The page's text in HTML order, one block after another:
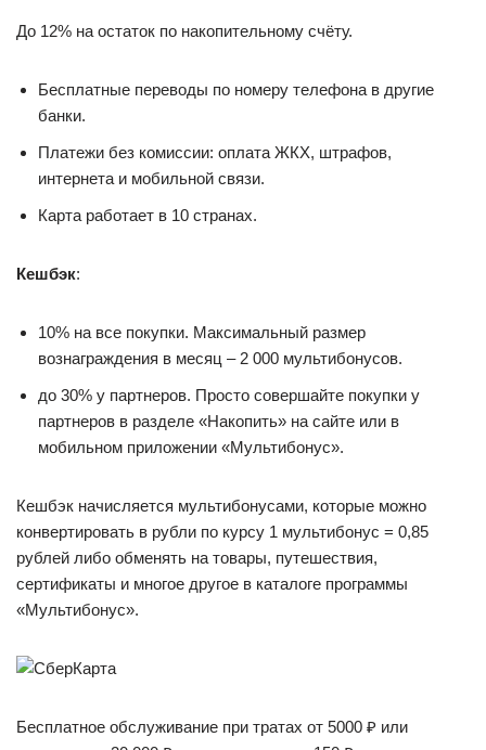
До 12% на остаток по накопительному счёту.
Бесплатные переводы по номеру телефона в другие
банки.
Платежи без комиссии: оплата ЖКХ, штрафов,
интернета и мобильной связи.
Карта работает в 10 странах.
Кешбэк:
10% на все покупки. Максимальный размер
вознаграждения в месяц – 2 000 мультибонусов.
до 30% у партнеров. Просто совершайте покупки у
партнеров в разделе «Накопить» на сайте или в
мобильном приложении «Мультибонус».
Кешбэк начисляется мультибонусами, которые можно
конвертировать в рубли по курсу 1 мультибонус = 0,85
рублей либо обменять на товары, путешествия,
сертификаты и многое другое в каталоге программы
«Мультибонус».
Бесплатное обслуживание при тратах от 5000 ₽ или